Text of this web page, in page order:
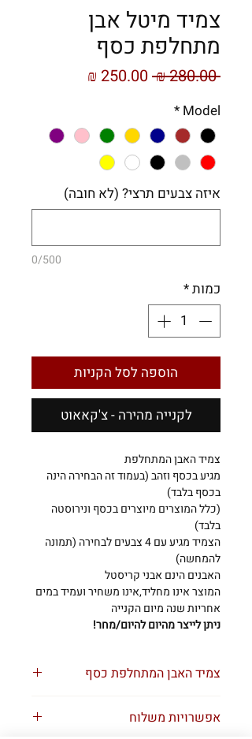
צמיד מיטל אבן
מתחלפת כסף
‏280.00 ‏₪
מחיר
Model
*
איזה צבעים תרצי? (לא חובה)
0/500
כמות*
הוספה לסל הקניות
לקנייה מהירה - צ'קאאוט
צמיד האבן המתחלפת
מגיע בכסף וזהב (בעמוד זה הבחירה הינה
בכסף בלבד)
(כלל המוצרים מיוצרים בכסף ונירוסטה
בלבד)
הצמיד מגיע עם 4 צבעים לבחירה (תמונה
להמחשה)
האבנים הינם אבני קריסטל
המוצר אינו מחליד,אינו משחיר ועמיד במים
אחריות שנה מיום הקנייה
ניתן לייצר מהיום להיום/מחר!
צמיד האבן המתחלפת כסף
בואו נעצב לכם תכשיט לבקשתכם
אפשרויות משלוח